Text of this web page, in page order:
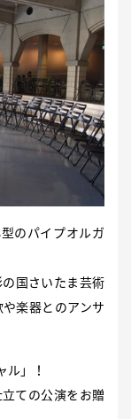
のパイプオルガ
国さいたま芸術
楽器とのアンサ
」！
ての公演をお贈